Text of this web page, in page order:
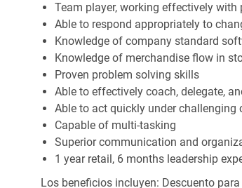
Team player, working effectively with
Able to respond appropriately to
Knowledge of company standard
Knowledge of merchandise flow in
Proven problem solving skills
Able to effectively coach, delegate,
Able to act quickly under challenging
Capable of multi-tasking
Superior communication and
1 year retail, 6 months leadership
Los beneficios incluyen: Descuento